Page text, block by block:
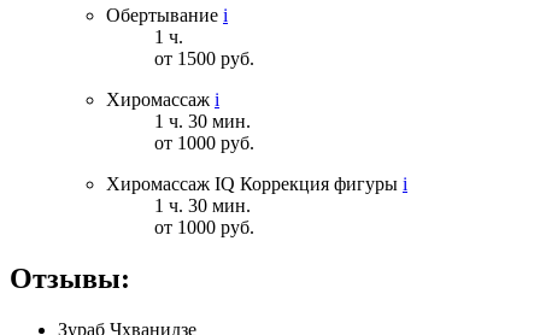
Обертывание i
1 ч.
от 1500 руб.
Хиромассаж i
1 ч. 30 мин.
от 1000 руб.
Хиромассаж IQ Коррекция фигуры i
1 ч. 30 мин.
от 1000 руб.
Отзывы:
Зураб Чхванидзе